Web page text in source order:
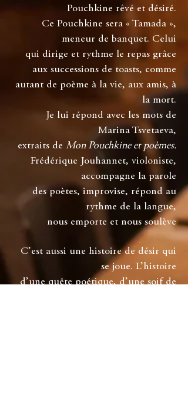
Pouchkine rêvé et désiré.
Ce Pouchkine sera « Tamada »,
meneur de banquet. Celui
qui dirige et rythme le repas grâce
aux successions de toasts, comme
autant de poème à la vie, aux amis, à
la mort.
Je lui répond avec les mots de
Marina Tsvetaeva,
extraits de Mon Pouchkine et poèmes.
Frédérique Jouhannet, violoniste,
accompagne la parole
des poètes, improvise, répond au
rythme de la langue,
nous emporte et nous soulève
C’est aussi une histoire de désir qui
se joue. L’histoire
d’une quête poétique, d’une soif de